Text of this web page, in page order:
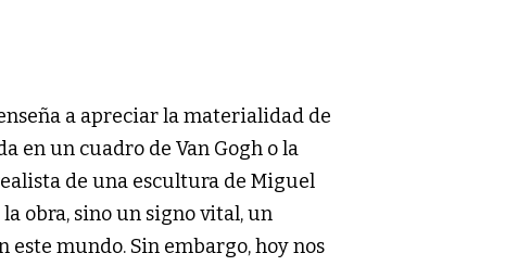
a apreciar la materialidad de
en un cuadro de Van Gogh o la
de una escultura de Miguel
obra, sino un signo vital, un
mundo. Sin embargo, hoy nos